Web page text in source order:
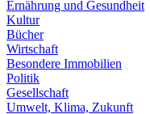
Ernährung und Gesundheit
Kultur
Bücher
Wirtschaft
Besondere Immobilien
Politik
Gesellschaft
Umwelt, Klima, Zukunft